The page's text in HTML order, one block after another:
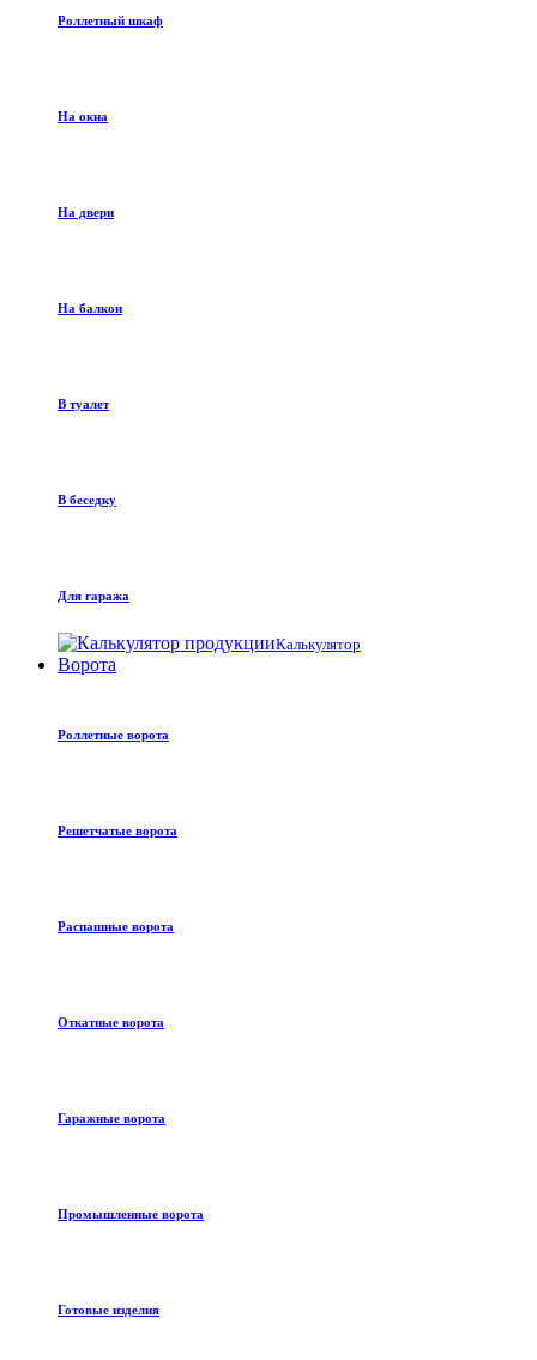
Роллетный шкаф
На окна
На двери
На балкон
В туалет
В беседку
Для гаража
Калькулятор
Ворота
Роллетные ворота
Решетчатые ворота
Распашные ворота
Откатные ворота
Гаражные ворота
Промышленные ворота
Готовые изделия